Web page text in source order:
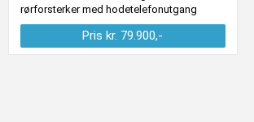
rørforsterker med hodetelefonutgang
Pris kr. 79.900,-